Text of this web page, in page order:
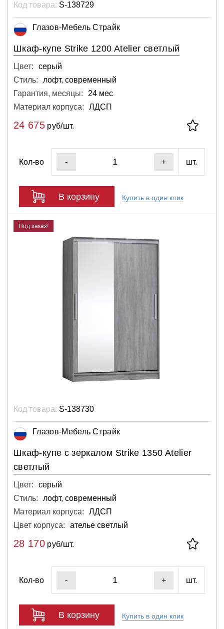
Код товара: S-138729
Глазов-Мебель Страйк
Шкаф-купе Strike 1200 Atelier светлый
Цвет:
серый
Стиль:
лофт, современный
Гарантия, месяцы:
24 мес
Материал корпуса:
ЛДСП
24 675руб/шт.
Кол-во - + шт.
В корзину Купить в один клик
Под заказ!
Код товара: S-138730
Глазов-Мебель Страйк
Шкаф-купе с зеркалом Strike 1350 Atelier
светлый
Цвет:
серый
Стиль:
лофт, современный
Материал корпуса:
ЛДСП
Цвет корпуса:
ателье светлый
28 170руб/шт.
Кол-во - + шт.
В корзину Купить в один клик